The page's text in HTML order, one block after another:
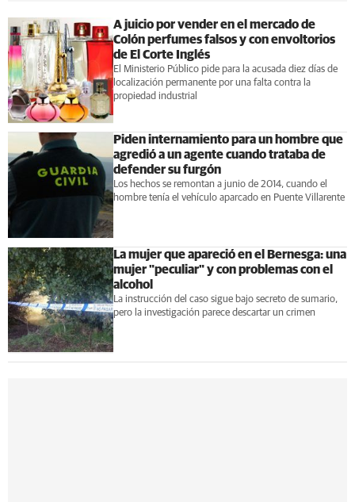
A juicio por vender en el mercado de
Colón perfumes falsos y con envoltorios
de El Corte Inglés
El Ministerio Público pide para la acusada diez días de
localización permanente por una falta contra la
propiedad industrial
Piden internamiento para un hombre que
agredió a un agente cuando trataba de
defender su furgón
Los hechos se remontan a junio de 2014, cuando el
hombre tenía el vehículo aparcado en Puente Villarente
La mujer que apareció en el Bernesga: una
mujer "peculiar" y con problemas con el
alcohol
La instrucción del caso sigue bajo secreto de sumario,
pero la investigación parece descartar un crimen